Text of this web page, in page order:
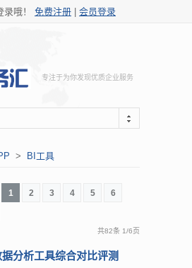
录哦！ 免费注册 会员登录
专注于为你发现优质企业服务
> BI工具
1 2 3 4 5
6
共82条 1/6页
分析工具综合对比评测